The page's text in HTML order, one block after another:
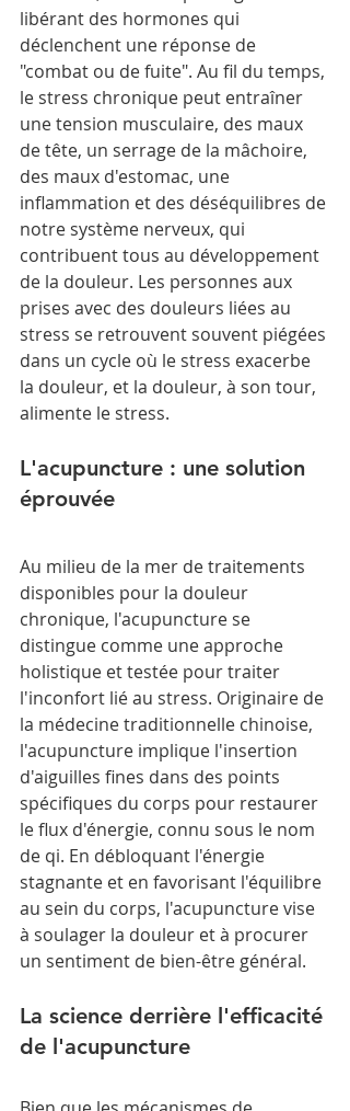
libérant des hormones qui
déclenchent une réponse de
"combat ou de fuite". Au fil du temps,
le stress chronique peut entraîner
une tension musculaire, des maux
de tête, un serrage de la mâchoire,
des maux d'estomac, une
inflammation et des déséquilibres de
notre système nerveux, qui
contribuent tous au développement
de la douleur. Les personnes aux
prises avec des douleurs liées au
stress se retrouvent souvent piégées
dans un cycle où le stress exacerbe
la douleur, et la douleur, à son tour,
alimente le stress.
L'acupuncture : une solution
éprouvée
Au milieu de la mer de traitements
disponibles pour la douleur
chronique, l'acupuncture se
distingue comme une approche
holistique et testée pour traiter
l'inconfort lié au stress. Originaire de
la médecine traditionnelle chinoise,
l'acupuncture implique l'insertion
d'aiguilles fines dans des points
spécifiques du corps pour restaurer
le flux d'énergie, connu sous le nom
de qi. En débloquant l'énergie
stagnante et en favorisant l'équilibre
au sein du corps, l'acupuncture vise
à soulager la douleur et à procurer
un sentiment de bien-être général.
La science derrière l'efficacité
de l'acupuncture